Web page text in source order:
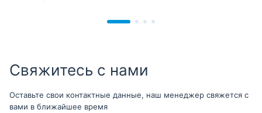
Свяжитесь с нами
Оставьте свои контактные данные, наш менеджер свяжется с
вами в ближайшее время